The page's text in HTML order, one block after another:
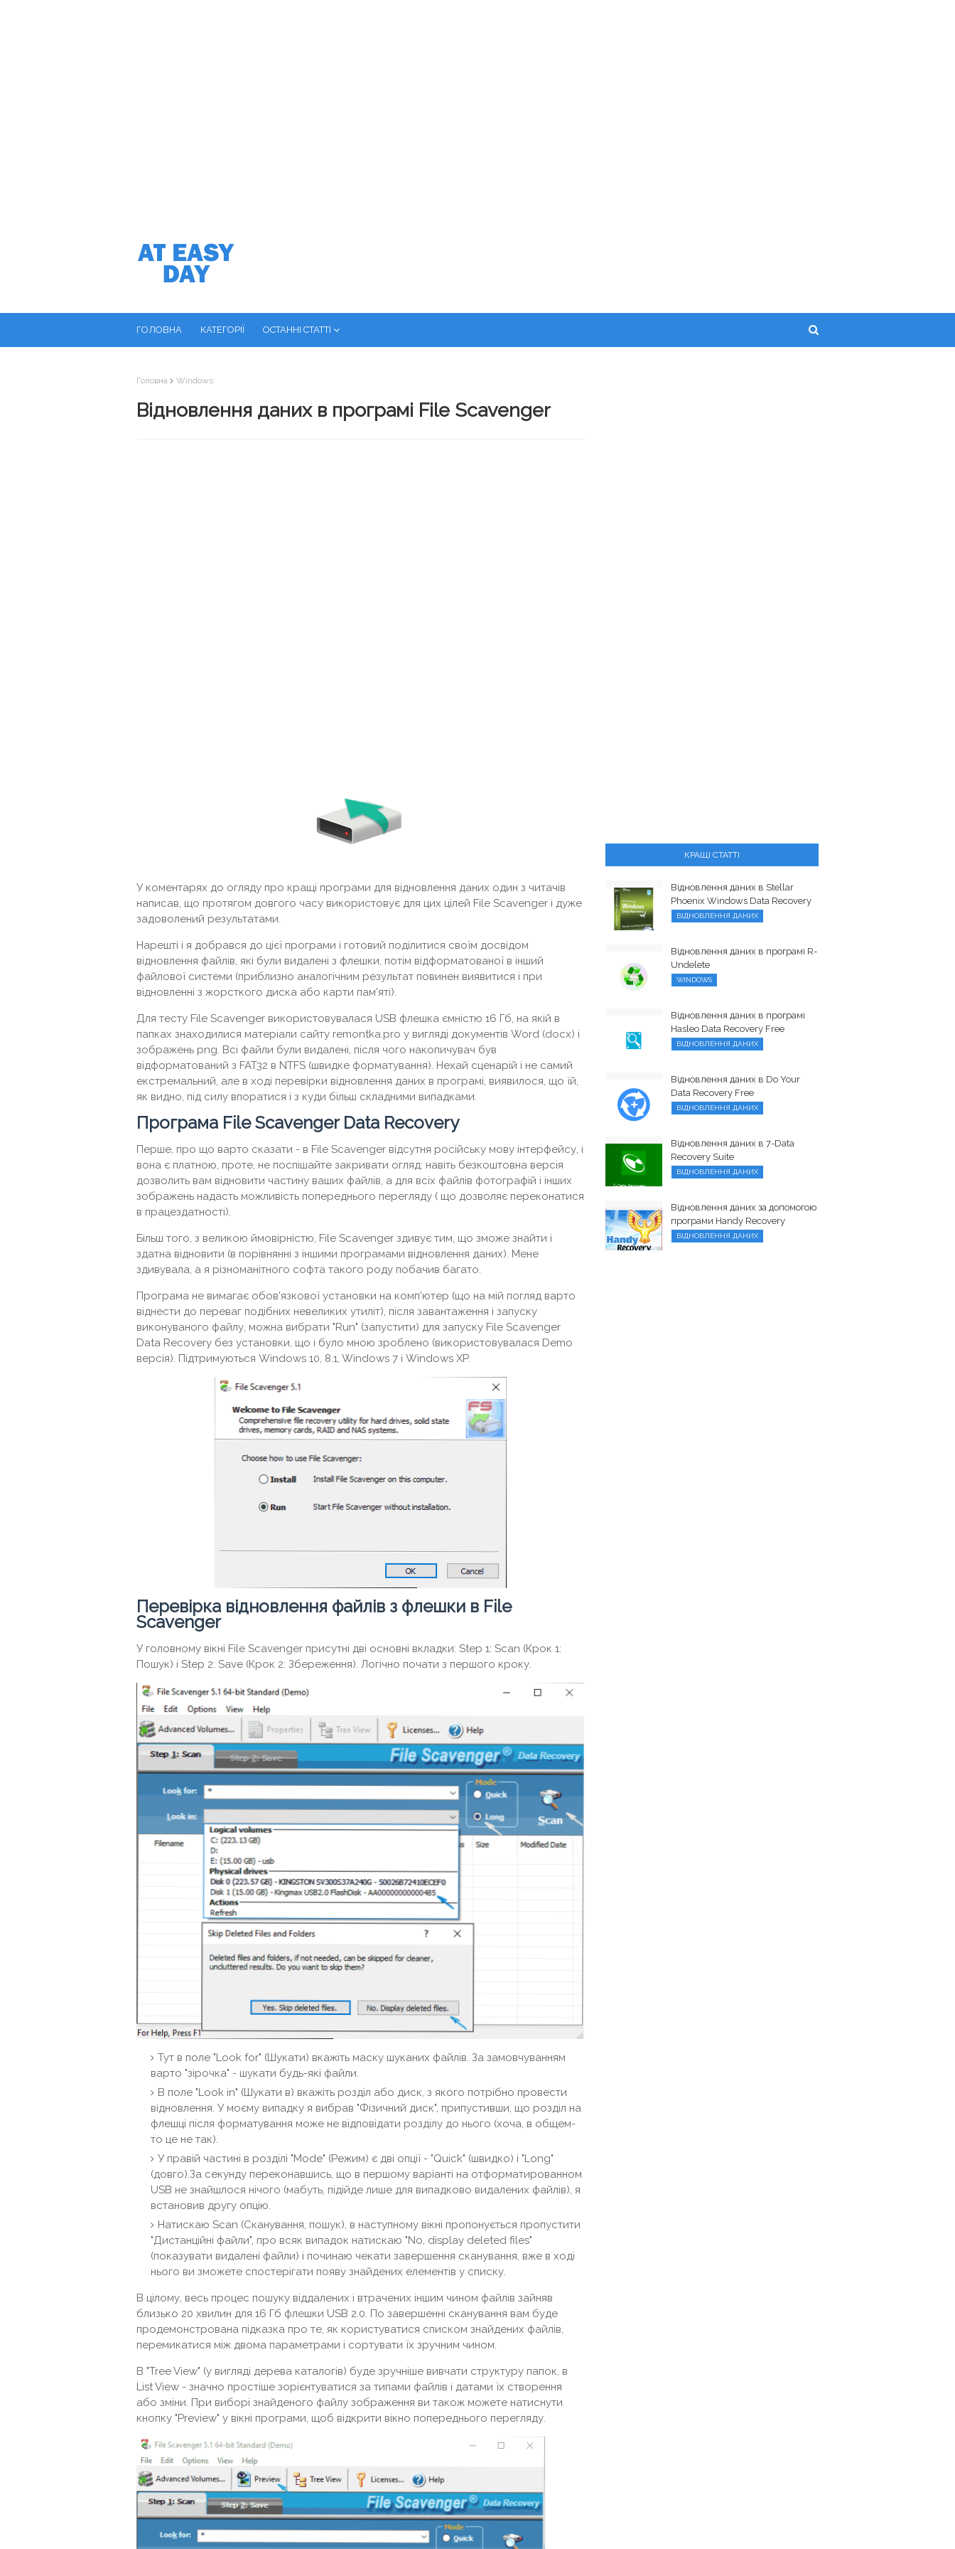
ГОЛОВНА КАТЕГОРІЇ ОСТАННІ СТАТТІ
Головна Windows
Відновлення даних в програмі File Scavenger
У коментарях до огляду про кращі програми для відновлення даних один з читачів
написав, що протягом довгого часу використовує для цих цілей File Scavenger і дуже
задоволений результатами.
Нарешті і я добрався до цієї програми і готовий поділитися своїм досвідом
відновлення файлів, які були видалені з флешки, потім відформатованої в інший
файлової системи (приблизно аналогічним результат повинен виявитися і при
відновленні з жорсткого диска або карти пам'яті).
Для тесту File Scavenger використовувалася USB флешка ємністю 16 Гб, на якій в
папках знаходилися матеріали сайту remontka.pro у вигляді документів Word (docx) і
зображень png. Всі файли були видалені, після чого накопичувач був
відформатований з FAT32 в NTFS (швидке форматування). Нехай сценарій і не самий
екстремальний, але в ході перевірки відновлення даних в програмі, виявилося, що їй,
як видно, під силу впоратися і з куди більш складними випадками.
Програма File Scavenger Data Recovery
Перше, про що варто сказати - в File Scavenger відсутня російську мову інтерфейсу, і
вона є платною, проте, не поспішайте закривати огляд: навіть безкоштовна версія
дозволить вам відновити частину ваших файлів, а для всіх файлів фотографій і інших
зображень надасть можливість попереднього перегляду ( що дозволяє переконатися
в працездатності).
Більш того, з великою ймовірністю, File Scavenger здивує тим, що зможе знайти і
здатна відновити (в порівнянні з іншими програмами відновлення даних). Мене
здивувала, а я різноманітного софта такого роду побачив багато.
Програма не вимагає обов'язкової установки на комп'ютер (що на мій погляд варто
віднести до переваг подібних невеликих утиліт), після завантаження і запуску
виконуваного файлу, можна вибрати "Run" (запустити) для запуску File Scavenger
Data Recovery без установки, що і було мною зроблено (використовувалася Demo
версія). Підтримуються Windows 10, 8.1, Windows 7 і Windows XP.
Перевірка відновлення файлів з флешки в File
Scavenger
У головному вікні File Scavenger присутні дві основні вкладки: Step 1: Scan (Крок 1:
Пошук) і Step 2: Save (Крок 2: Збереження). Логічно почати з першого кроку.
Тут в поле "Look for" (Шукати) вкажіть маску шуканих файлів. За замовчуванням
варто "зірочка" - шукати будь-які файли.
В поле "Look in" (Шукати в) вкажіть розділ або диск, з якого потрібно провести
відновлення. У моєму випадку я вибрав "Фізичний диск", припустивши, що розділ на
флешці після форматування може не відповідати розділу до нього (хоча, в общем-
то це не так).
У правій частині в розділі "Mode" (Режим) є дві опції - "Quick" (швидко) і "Long"
(довго).За секунду переконавшись, що в першому варіанті на отформатированном
USB не знайшлося нічого (мабуть, підійде лише для випадково видалених файлів), я
встановив другу опцію.
Натискаю Scan (Сканування, пошук), в наступному вікні пропонується пропустити
"Дистанційні файли", про всяк випадок натискаю "No, display deleted files"
(показувати видалені файли) і починаю чекати завершення сканування, вже в ході
нього ви зможете спостерігати появу знайдених елементів у списку.
В цілому, весь процес пошуку віддалених і втрачених іншим чином файлів зайняв
близько 20 хвилин для 16 Гб флешки USB 2.0. По завершенні сканування вам буде
продемонстрована підказка про те, як користуватися списком знайдених файлів,
перемикатися між двома параметрами і сортувати їх зручним чином.
В "Tree View" (у вигляді дерева каталогів) буде зручніше вивчати структуру папок, в
List View - значно простіше зорієнтуватися за типами файлів і датами їх створення
або зміни. При виборі знайденого файлу зображення ви також можете натиснути
кнопку "Preview" у вікні програми, щоб відкрити вікно попереднього перегляду.
КРАЩІ СТАТТІ
Відновлення даних в Stellar
Phoenix Windows Data Recovery
ВІДНОВЛЕННЯ ДАНИХ
Відновлення даних в програмі R-
Undelete
WINDOWS
Відновлення даних в програмі
Hasleo Data Recovery Free
ВІДНОВЛЕННЯ ДАНИХ
Відновлення даних в Do Your
Data Recovery Free
ВІДНОВЛЕННЯ ДАНИХ
Відновлення даних в 7-Data
Recovery Suite
ВІДНОВЛЕННЯ ДАНИХ
Відновлення даних за допомогою
програми Handy Recovery
ВІДНОВЛЕННЯ ДАНИХ